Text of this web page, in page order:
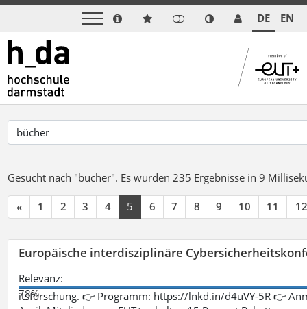
DE EN
Gesucht nach "bücher". Es wurden 235 Ergebnisse in 9
« 1 2 3 4 5 6 7 8 9 10 11 12
Europäische interdisziplinäre
Relevanz:
78%
itsforschung. 👉 Programm: https://lnkd.in/d4uVY-5R 👉